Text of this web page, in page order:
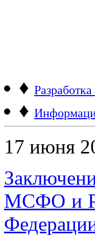
♦
♦
17 июня
МСФО и